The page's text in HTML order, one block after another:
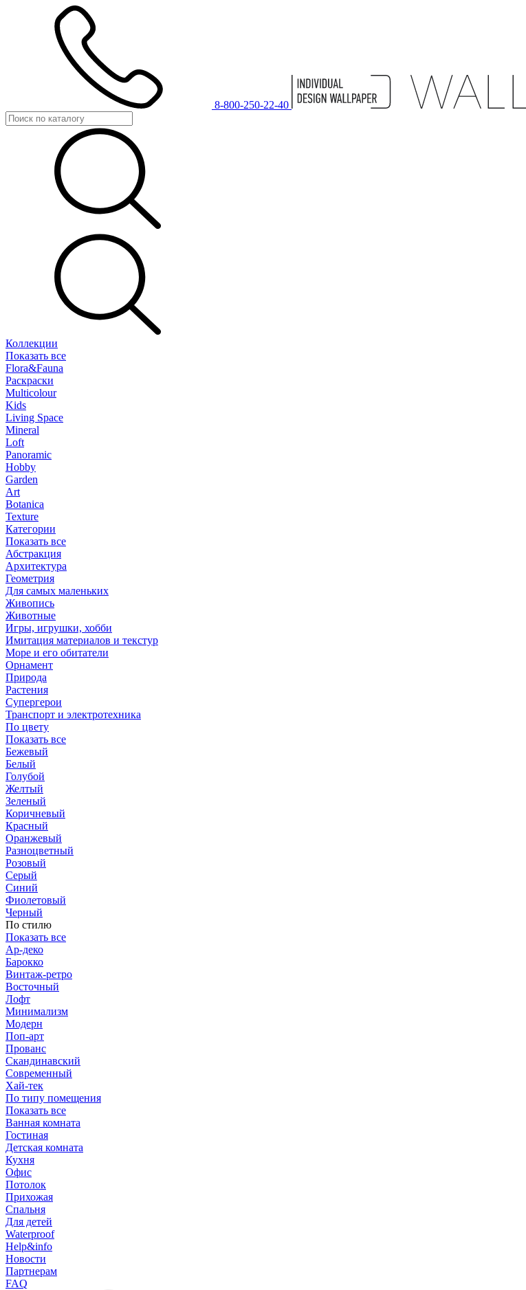
8-800-250-22-40
Коллекции
Показать все
Flora&Fauna
Раскраски
Multicolour
Kids
Living Space
Mineral
Loft
Panoramic
Hobby
Garden
Art
Botanica
Texture
Категории
Показать все
Абстракция
Архитектура
Геометрия
Для самых маленьких
Живопись
Животные
Игры, игрушки, хобби
Имитация материалов и текстур
Море и его обитатели
Орнамент
Природа
Растения
Супергерои
Транспорт и электротехника
По цвету
Показать все
Бежевый
Белый
Голубой
Желтый
Зеленый
Коричневый
Красный
Оранжевый
Разноцветный
Розовый
Серый
Синий
Фиолетовый
Черный
По стилю
Показать все
Ар-деко
Барокко
Винтаж-ретро
Восточный
Лофт
Минимализм
Модерн
Поп-арт
Прованс
Скандинавский
Современный
Хай-тек
По типу помещения
Показать все
Ванная комната
Гостиная
Детская комната
Кухня
Офис
Потолок
Прихожая
Спальня
Для детей
Waterproof
Help&info
Новости
Партнерам
FAQ